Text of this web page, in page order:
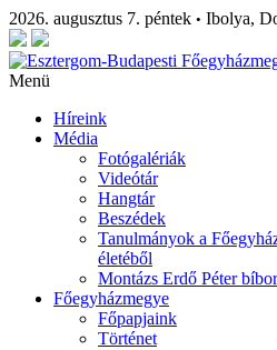
2026. augusztus 7. péntek • Ibolya,
Menü
Híreink
Média
Fotógalériák
Videótár
Hangtár
Beszédek
Tanulmányok a
életéből
Montázs Erdő Péter
Főegyházmegye
Főpapjaink
Történet